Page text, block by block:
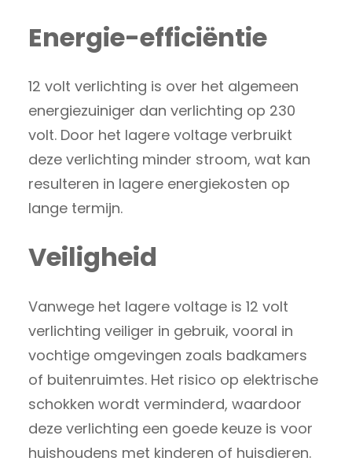
Energie-efficiëntie
12 volt verlichting is over het algemeen
energiezuiniger dan verlichting op 230
volt. Door het lagere voltage verbruikt
deze verlichting minder stroom, wat kan
resulteren in lagere energiekosten op
lange termijn.
Veiligheid
Vanwege het lagere voltage is 12 volt
verlichting veiliger in gebruik, vooral in
vochtige omgevingen zoals badkamers
of buitenruimtes. Het risico op elektrische
schokken wordt verminderd, waardoor
deze verlichting een goede keuze is voor
huishoudens met kinderen of huisdieren.